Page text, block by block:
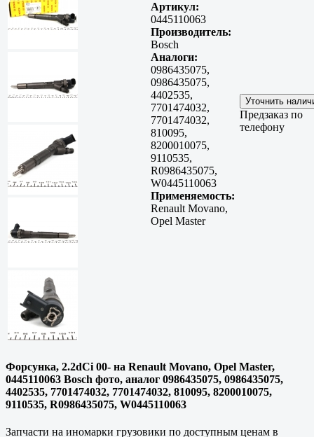
Артикул:
0445110063
Производитель:
Bosch
Аналоги:
0986435075,
0986435075,
4402535,
7701474032,
7701474032,
810095,
8200010075,
9110535,
R0986435075,
W0445110063
Применяемость:
Renault Movano,
Opel Master
Предзаказ по
телефону
Форсунка, 2.2dCi 00- на Renault Movano, Opel Master,
0445110063 Bosch фото, аналог 0986435075, 0986435075,
4402535, 7701474032, 7701474032, 810095, 8200010075,
9110535, R0986435075, W0445110063
Запчасти на иномарки грузовики по доступным ценам в